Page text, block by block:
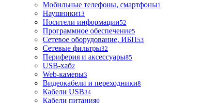
Мобильные телефоны, смартфоны1
Наушники13
Носители информации52
Программное обеспечение5
Сетевое оборудование, ИБП53
Сетевые фильтры32
Периферия и аксессуары85
USB-хаб2
Web-камеры3
Видеокабели и переходники8
Кабели USB34
Кабели питания0